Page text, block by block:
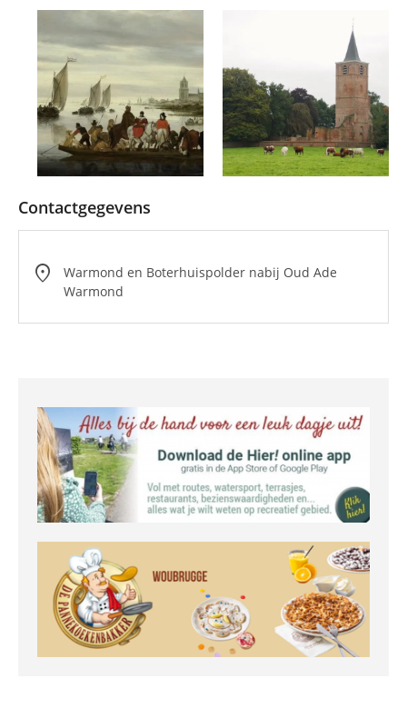
Contactgegevens
location_on
Warmond en Boterhuispolder nabij Oud Ade
Warmond